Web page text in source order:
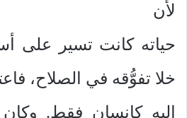
لأن
حياته كانت تسير على
خلا تفوُّقه في الصلاح،
إليه كإنسان فقط.